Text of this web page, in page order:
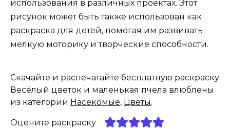
использования в различных проектах. Этот
рисунок может быть также использован как
раскраска для детей, помогая им развивать
мелкую моторику и творческие способности.
Скачайте и распечатайте бесплатную раскраску
Весёлый цветок и маленькая пчела влюблены
из категории Насекомые, Цветы.
Оцените раскраску